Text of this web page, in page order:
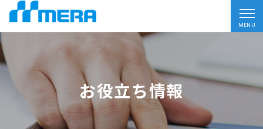
MENU
お役立ち情報